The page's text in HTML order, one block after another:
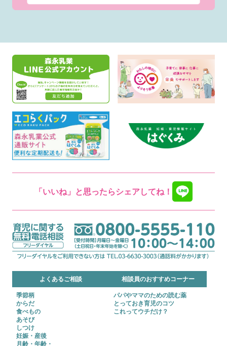
「いいね」と思ったらシェアしてね！
よくあるご相談
季節柄
からだ
食べもの
あそび
しつけ
妊娠・産後
月齢・年齢・
相談員のおすすめコーナー
パパやママのための読む薬
とっておき育児のコツ
これってウチだけ？